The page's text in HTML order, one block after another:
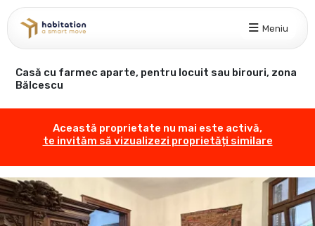
Meniu
Casă cu farmec aparte, pentru locuit sau birouri, zona
Bălcescu
Această proprietate nu mai este activă,
te invităm să vizualizezi proprietăți similare